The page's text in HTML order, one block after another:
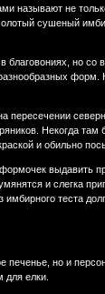
называют не
сушеный
благовониях, но со
форм.
пересечении
Некогда
и обильно
выдавить
и слегка
теста
печенье, но и
для елки.